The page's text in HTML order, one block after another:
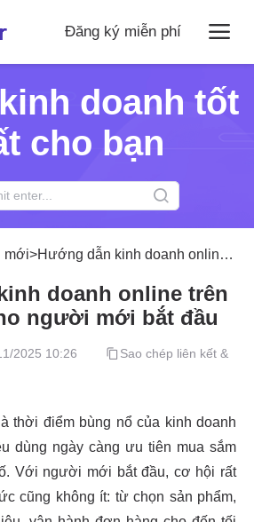
Đăng ký miễn phí
doanh tốt
cho bạn
mới>Hướng dẫn kinh doanh online trên sàn TMĐT cho người mới bắt đầu
doanh online trên
người mới bắt đầu
2025 10:26
Sao chép liên kết &